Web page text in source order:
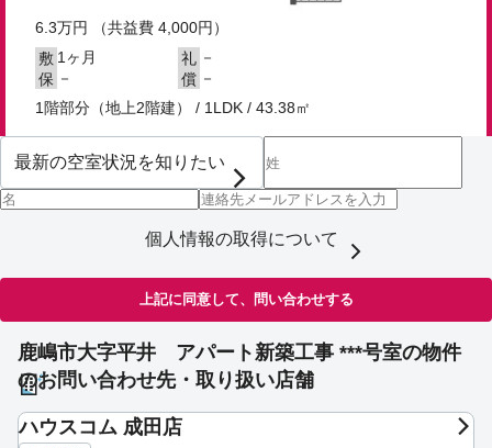
6.3万円
（共益費 4,000円）
敷 1ヶ月 礼 －
保 － 償 －
1階部分（地上2階建） / 1LDK / 43.38㎡
個人情報の取得について
上記に同意して、問い合わせする
鹿嶋市大字平井 アパート新築工事 ***号室の物件
のお問い合わせ先・取り扱い店舗
ハウスコム 成田店